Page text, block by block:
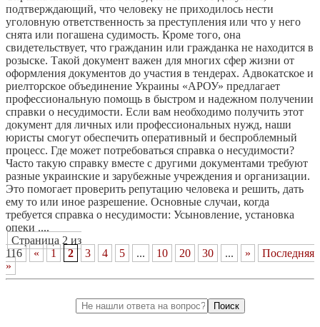
подтверждающий, что человеку не приходилось нести
уголовную ответственность за преступления или что у него
снята или погашена судимость. Кроме того, она
свидетельствует, что гражданин или гражданка не находится в
розыске. Такой документ важен для многих сфер жизни от
оформления документов до участия в тендерах. Адвокатское и
риелторское объединение Украины «АРОУ» предлагает
профессиональную помощь в быстром и надежном получении
справки о несудимости. Если вам необходимо получить этот
документ для личных или профессиональных нужд, наши
юристы смогут обеспечить оперативный и беспроблемный
процесс. Где может потребоваться справка о несудимости?
Часто такую справку вместе с другими документами требуют
разные украинские и зарубежные учреждения и организации.
Это помогает проверить репутацию человека и решить, дать
ему то или иное разрешение. Основные случаи, когда
требуется справка о несудимости: Усыновление, установка
опеки ....
Страница 2 из
116
« 1 2 3 4 5 ... 10 20 30 ... »
Последняя
»